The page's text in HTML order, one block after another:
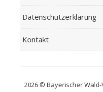
Datenschutzerklärung
Kontakt
2026 © Bayerischer